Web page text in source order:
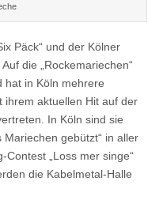
Päck“ und der Kölner
die „Rockemariechen“
hat in Köln mehrere
ihrem aktuellen Hit auf der
In Köln sind sie
gebützt“ in aller
„Loss mer singe“
die Kabelmetal-Halle